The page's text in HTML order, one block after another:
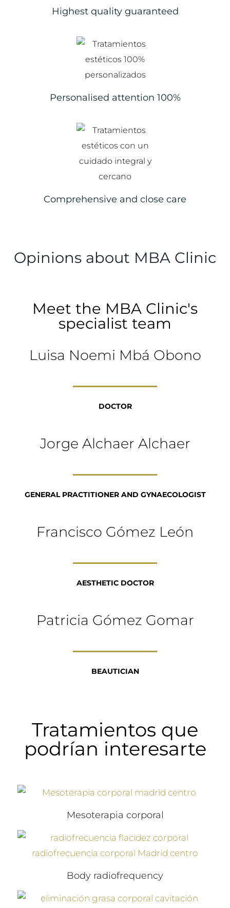
Highest quality guaranteed
Personalised attention 100%
Comprehensive and close care
Opinions about MBA Clinic
Meet the MBA Clinic's
specialist team
Luisa Noemi Mbá Obono
DOCTOR
Jorge Alchaer Alchaer
GENERAL PRACTITIONER AND GYNAECOLOGIST
Francisco Gómez León
AESTHETIC DOCTOR
Patricia Gómez Gomar
BEAUTICIAN
Tratamientos que
podrían interesarte
Mesoterapia corporal
Body radiofrequency